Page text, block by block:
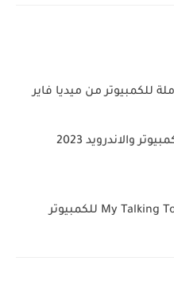
تحميل لعبة ماين كرافت للكمبيوتر والاندرويد 2023
تحميل لعبة توم المتكلم My Talking Tom للكمبيوتر